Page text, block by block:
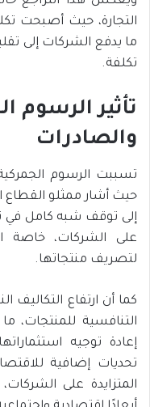
التجارة، حيث أصبحت
ما يدفع الشركات إلى
تكلفة.
تأثير الرسوم
والصادرات
تسببت الرسوم
حيث أشار ممثلو القطاع
إلى توقف شبه كامل في
على الشركات، خاصة
لتصريف منتجاتها.
كما أن ارتفاع التكاليف
التنافسية للمنتجات،
إعادة توجيه
تحديات إضافية
المتزايدة على